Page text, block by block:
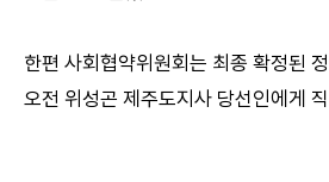
한편 사회협약위원회는 최종 확정된
오전 위성곤 제주도지사 당선인에게